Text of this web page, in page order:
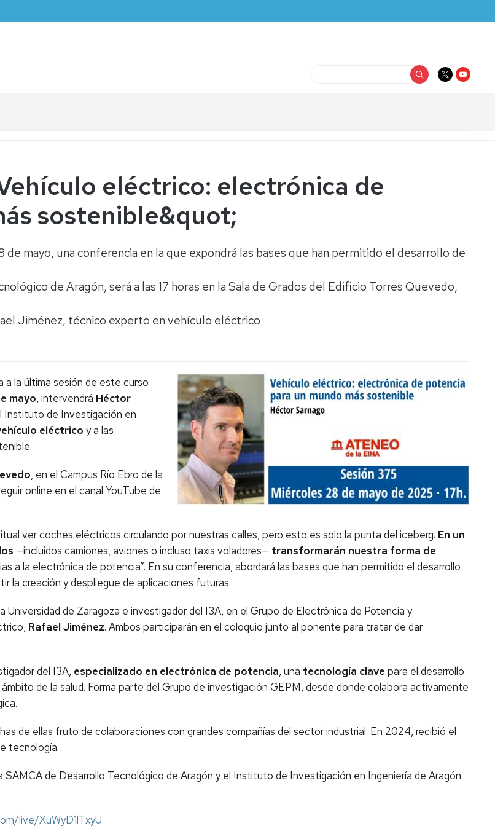
eléctrico: electrónica de
sostenible&quot;
mayo, una conferencia en la que expondrá las bases que han permitido el desarrollo de
de Aragón, será a las 17 horas en la Sala de Grados del Edificio Torres Quevedo,
Jiménez, técnico experto en vehículo eléctrico
la última sesión de este curso
mayo, intervendrá Héctor
Instituto de Investigación en
eléctrico y a las
, en el Campus Río Ebro de la
online en el canal YouTube de
ver coches eléctricos circulando por nuestras calles, pero esto es solo la punta del iceberg. En un
—incluidos camiones, aviones o incluso taxis voladores— transformarán nuestra forma de
a la electrónica de potencia”. En su conferencia, abordará las bases que han permitido el desarrollo
la creación y despliegue de aplicaciones futuras
Universidad de Zaragoza e investigador del I3A, en el Grupo de Electrónica de Potencia y
Rafael Jiménez. Ambos participarán en el coloquio junto al ponente para tratar de dar
del I3A, especializado en electrónica de potencia, una tecnología clave para el desarrollo
de la salud. Forma parte del Grupo de investigación GEPM, desde donde colabora activamente
de ellas fruto de colaboraciones con grandes compañías del sector industrial. En 2024, recibió el
tecnología.
SAMCA de Desarrollo Tecnológico de Aragón y el Instituto de Investigación en Ingeniería de Aragón
live/XuWyD1lTxyU